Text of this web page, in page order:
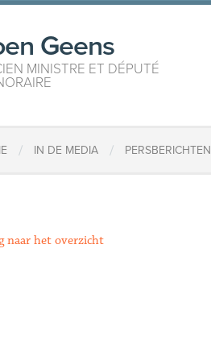
Geens
MINISTRE ET DÉPUTÉ
/ IN DE MEDIA / PERSBERICHTEN
naar het overzicht